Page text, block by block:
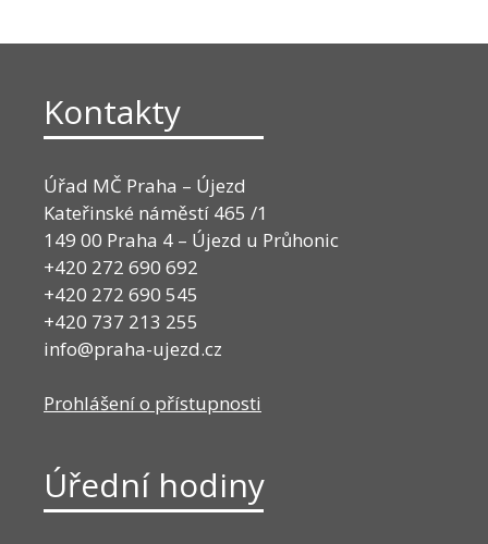
Kontakty
Úřad MČ Praha – Újezd
Kateřinské náměstí 465 /1
149 00 Praha 4 – Újezd u Průhonic
+420 272 690 692
+420 272 690 545
+420 737 213 255
info@praha-ujezd.cz
Prohlášení o přístupnosti
Úřední hodiny